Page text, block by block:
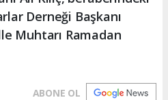
Derneği Başkanı
Muhtarı Ramadan
ABONE OL